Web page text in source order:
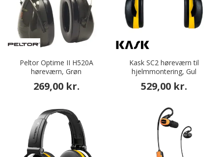
Peltor Optime II H520A
høreværn, Grøn
269,00 kr.
Kask SC2 høreværn til
hjelmmontering, Gul
529,00 kr.